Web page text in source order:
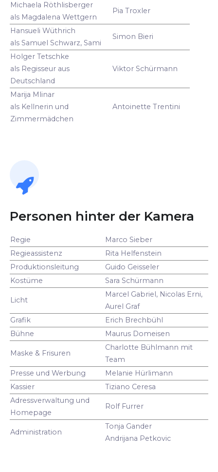
Michaela Röthlisberger
als Magdalena Wettgern
Pia Troxler
Hansueli Wüthrich
als Samuel Schwarz, Sami
Simon Bieri
Holger Tetschke
als Regisseur aus
Deutschland
Viktor Schürmann
Marija Mlinar
als Kellnerin und
Zimmermädchen
Antoinette Trentini
Personen hinter der Kamera
Regie
Marco Sieber
Regieassistenz
Rita Helfenstein
Produktionsleitung
Guido Geisseler
Kostüme
Sara Schürmann
Licht
Marcel Gabriel, Nicolas Erni,
Aurel Graf
Grafik
Erich Brechbühl
Bühne
Maurus Domeisen
Maske & Frisuren
Charlotte Bühlmann mit
Team
Presse und Werbung
Melanie Hürlimann
Kassier
Tiziano Ceresa
Adressverwaltung und
Homepage
Rolf Furrer
Administration
Tonja Gander
Andrijana Petkovic